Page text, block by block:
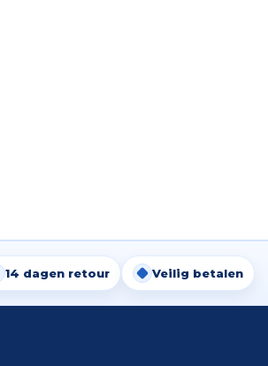
14 dagen retour Veilig betalen